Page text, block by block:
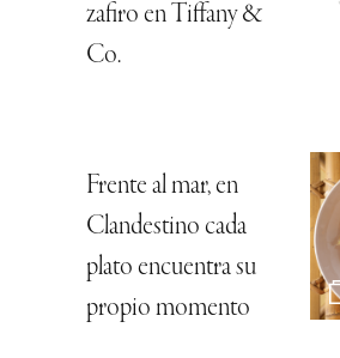
zafiro en Tiffany &
Co.
Frente al mar, en
Clandestino cada
plato encuentra su
propio momento